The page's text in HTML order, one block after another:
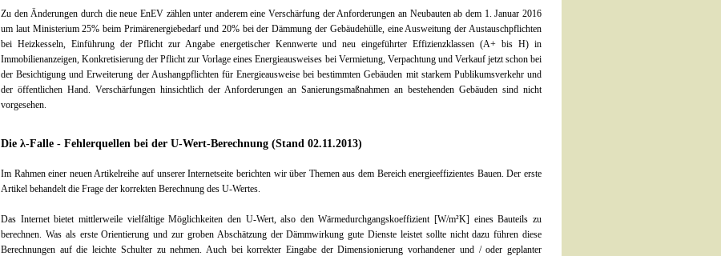
Zu den Änderungen durch die neue EnEV zählen unter anderem eine Verschärfung der Anforderungen an Neubauten ab dem 1. Januar 2016
um laut Ministerium 25% beim Primärenergiebedarf und 20% bei der Dämmung der Gebäudehülle, eine Ausweitung der Austauschpflichten
bei Heizkesseln, Einführung der Pflicht zur Angabe energetischer Kennwerte und neu eingeführter Effizienzklassen (A+ bis H) in
Immobilienanzeigen, Konkretisierung der Pflicht zur Vorlage eines Energieausweises bei Vermietung, Verpachtung und Verkauf jetzt schon bei
der Besichtigung und Erweiterung der Aushangpflichten für Energieausweise bei bestimmten Gebäuden mit starkem Publikumsverkehr und
der öffentlichen Hand. Verschärfungen hinsichtlich der Anforderungen an Sanierungsmaßnahmen an bestehenden Gebäuden sind nicht
vorgesehen.
Die λ-Falle - Fehlerquellen bei der U-Wert-Berechnung (Stand 02.11.2013)
Im Rahmen einer neuen Artikelreihe auf unserer Internetseite berichten wir über Themen aus dem Bereich energieeffizientes Bauen. Der erste
Artikel behandelt die Frage der korrekten Berechnung des U-Wertes.
Das Internet bietet mittlerweile vielfältige Möglichkeiten den U-Wert, also den Wärmedurchgangskoeffizient [W/m²K] eines Bauteils zu
berechnen. Was als erste Orientierung und zur groben Abschätzung der Dämmwirkung gute Dienste leistet sollte nicht dazu führen diese
Berechnungen auf die leichte Schulter zu nehmen. Auch bei korrekter Eingabe der Dimensionierung vorhandener und / oder geplanter